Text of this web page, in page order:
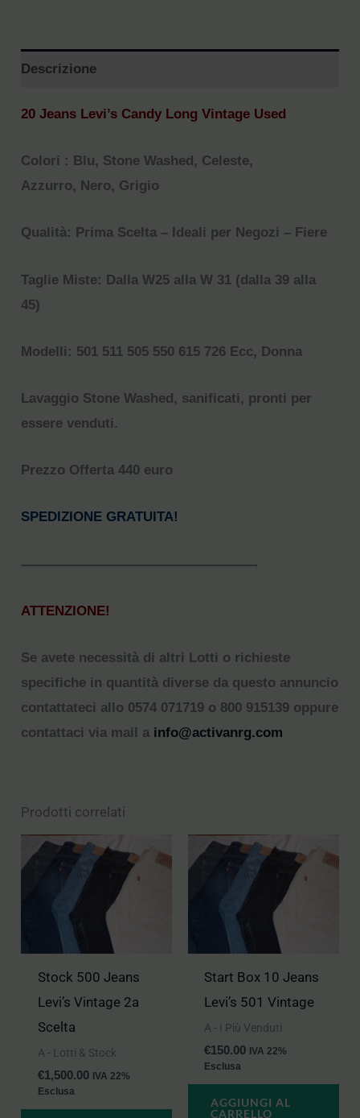
Descrizione
20 Jeans Levi’s Candy Long Vintage Used
Colori : Blu, Stone Washed, Celeste,
Azzurro, Nero, Grigio
Qualità: Prima Scelta – Ideali per Negozi – Fiere
Taglie Miste: Dalla W25 alla W 31 (dalla 39 alla
45)
Modelli: 501 511 505 550 615 726 Ecc, Donna
Lavaggio Stone Washed, sanificati, pronti per
essere venduti.
Prezzo Offerta 440 euro
SPEDIZIONE GRATUITA!
—————————————————-
ATTENZIONE!
Se avete necessità di altri Lotti o richieste
specifiche in quantità diverse da questo annuncio
contattateci allo 0574 071719 o 800 915139 oppure
contattaci via mail a info@activanrg.com
Prodotti correlati
Stock 500 Jeans
Levi’s Vintage 2a
Scelta
A - Lotti & Stock
€1,500.00 IVA 22%
Esclusa
Start Box 10 Jeans
Levi’s 501 Vintage
A - I Più Venduti
€150.00 IVA 22%
Esclusa
AGGIUNGI AL
CARRELLO